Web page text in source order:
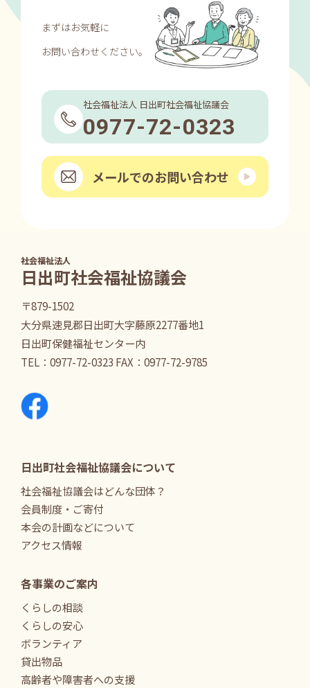
まずはお気軽に
お問い合わせください。
社会福祉法人 日出町社会福祉協議会
0977-72-0323
メールでのお問い合わせ
社会福祉法人
日出町社会福祉協議会
〒879-1502
大分県速見郡日出町大字藤原2277番地1
日出町保健福祉センター内
TEL： 0977-72-0323 FAX：0977-72-9785
日出町社会福祉協議会について
社会福祉協議会はどんな団体？
会員制度・ご寄付
本会の計画などについて
アクセス情報
各事業のご案内
くらしの相談
くらしの安心
ボランティア
貸出物品
高齢者や障害者への支援